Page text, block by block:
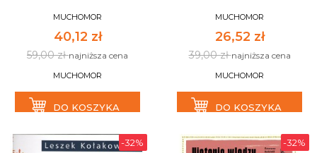
MUCHOMOR
40,12 zł
59,00 złnajniższa cena
MUCHOMOR
DO KOSZYKA
MUCHOMOR
26,52 zł
39,00 złnajniższa cena
MUCHOMOR
DO KOSZYKA
-32% -32%